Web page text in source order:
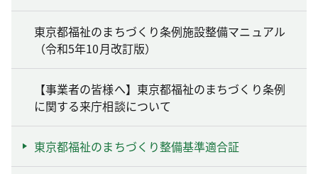
東京都福祉のまちづくり条例施設整備マニュアル
（令和5年10月改訂版）
【事業者の皆様へ】東京都福祉のまちづくり条例
に関する来庁相談について
東京都福祉のまちづくり整備基準適合証